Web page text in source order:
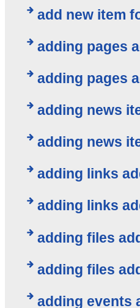
add new item
adding pages
adding pages
adding news
adding news
adding links
adding links
adding files
adding files
adding events